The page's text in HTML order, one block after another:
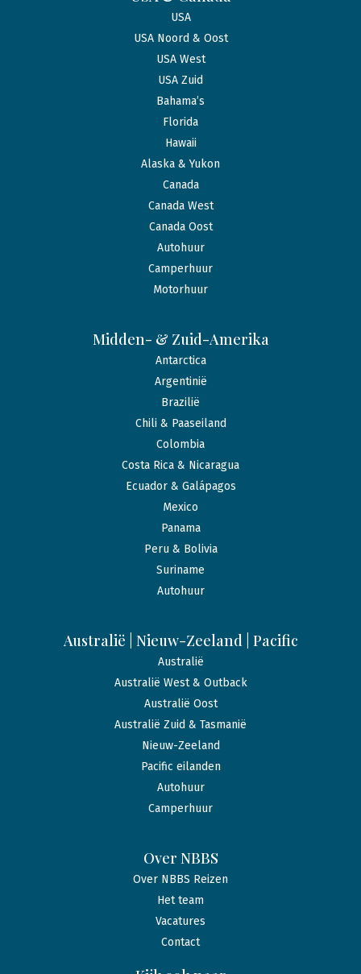
USA
USA Noord & Oost
USA West
USA Zuid
Bahama’s
Florida
Hawaii
Alaska & Yukon
Canada
Canada West
Canada Oost
Autohuur
Camperhuur
Motorhuur
Midden- & Zuid-Amerika
Antarctica
Argentinië
Brazilië
Chili & Paaseiland
Colombia
Costa Rica & Nicaragua
Ecuador & Galápagos
Mexico
Panama
Peru & Bolivia
Suriname
Autohuur
Australië | Nieuw-Zeeland | Pacific
Australië
Australië West & Outback
Australië Oost
Australië Zuid & Tasmanië
Nieuw-Zeeland
Pacific eilanden
Autohuur
Camperhuur
Over NBBS
Over NBBS Reizen
Het team
Vacatures
Contact